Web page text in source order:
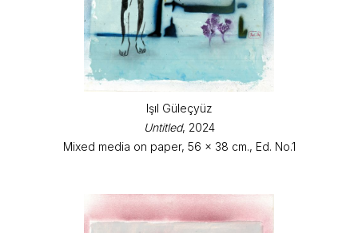
Işıl Güleçyüz
Untitled, 2024
Mixed media on paper, 56 x 38 cm., Ed. No.1